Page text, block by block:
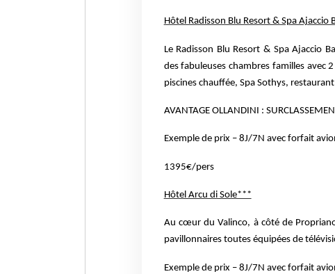
Hôtel Radisson Blu Resort & Spa Ajaccio
Le Radisson Blu Resort & Spa Ajaccio
des fabuleuses chambres familles avec
piscines chauffée, Spa Sothys,
AVANTAGE OLLANDINI :
Exemple de prix – 8J/7N avec forfait
1395€/pers
Hôtel Arcu di Sole***
Au cœur du Valinco, à côté de
pavillonnaires toutes équipées de
Exemple de prix – 8J/7N avec forfait